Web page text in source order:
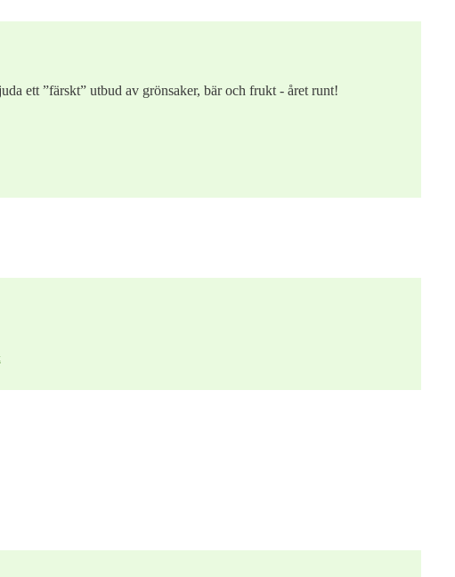
ett ”färskt” utbud av grönsaker, bär och frukt - året runt!